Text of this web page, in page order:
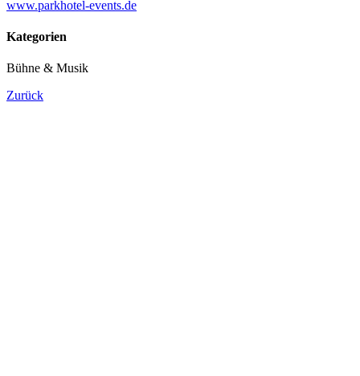
www.parkhotel-events.de
Kategorien
Bühne & Musik
Zurück